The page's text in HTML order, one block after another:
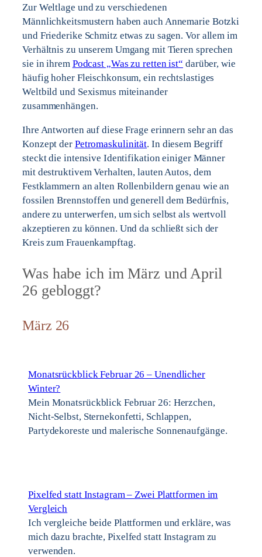
Zur Weltlage und zu verschiedenen
Männlichkeitsmustern haben auch Annemarie Botzki
und Friederike Schmitz etwas zu sagen. Vor allem im
Verhältnis zu unserem Umgang mit Tieren sprechen
sie in ihrem Podcast „Was zu retten ist“ darüber, wie
häufig hoher Fleischkonsum, ein rechtslastiges
Weltbild und Sexismus miteinander
zusammenhängen.
Ihre Antworten auf diese Frage erinnern sehr an das
Konzept der Petromaskulinität. In diesem Begriff
steckt die intensive Identifikation einiger Männer
mit destruktivem Verhalten, lauten Autos, dem
Festklammern an alten Rollenbildern genau wie an
fossilen Brennstoffen und generell dem Bedürfnis,
andere zu unterwerfen, um sich selbst als wertvoll
akzeptieren zu können. Und da schließt sich der
Kreis zum Frauenkampftag.
Was habe ich im März und April
26 gebloggt?
März 26
Monatsrückblick Februar 26 – Unendlicher
Winter?
Mein Monatsrückblick Februar 26: Herzchen,
Nicht-Selbst, Sternekonfetti, Schlappen,
Partydekoreste und malerische Sonnenaufgänge.
Pixelfed statt Instagram – Zwei Plattformen im
Vergleich
Ich vergleiche beide Plattformen und erkläre, was
mich dazu brachte, Pixelfed statt Instagram zu
verwenden.